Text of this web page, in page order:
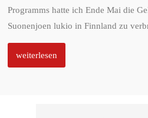
Programms hatte ich Ende Mai die
Suonenjoen lukio in Finnland zu
weiterlesen